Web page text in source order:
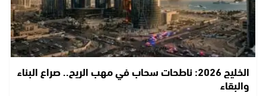
الخليج 2026: ناطحات سحاب في مهب الريح.. صراع البناء
والبقاء